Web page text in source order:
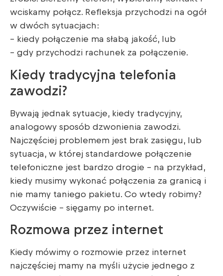
wciskamy połącz. Refleksja przychodzi na ogół
w dwóch sytuacjach:
– kiedy połączenie ma słabą jakość, lub
– gdy przychodzi rachunek za połączenie.
Kiedy tradycyjna telefonia
zawodzi?
Bywają jednak sytuacje, kiedy tradycyjny,
analogowy sposób dzwonienia zawodzi.
Najczęściej problemem jest brak zasięgu, lub
sytuacja, w której standardowe połączenie
telefoniczne jest bardzo drogie – na przykład,
kiedy musimy wykonać połączenia za granicą i
nie mamy taniego pakietu. Co wtedy robimy?
Oczywiście – sięgamy po internet.
Rozmowa przez internet
Kiedy mówimy o rozmowie przez internet
najczęściej mamy na myśli użycie jednego z